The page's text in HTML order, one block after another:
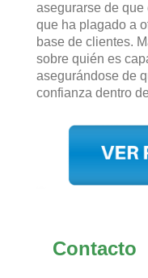
asegurarse de
que ha plagado a
base de clientes.
sobre quién es
asegurándose de
confianza dentro
Contacto